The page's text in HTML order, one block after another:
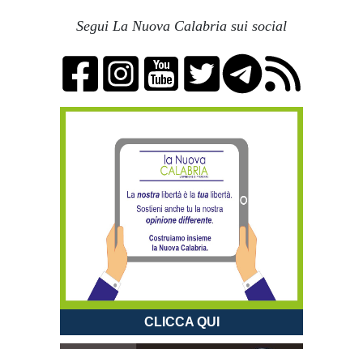
Segui La Nuova Calabria sui social
CLICCA QUI